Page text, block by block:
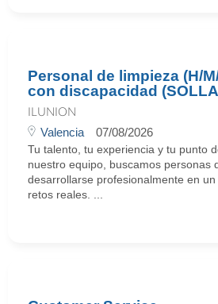
Personal de limpieza (H/
con discapacidad
ILUNION
Valencia 07/08/2026
Tu talento, tu experiencia y tu punto
nuestro equipo, buscamos personas
desarrollarse profesionalmente en
retos reales. ...